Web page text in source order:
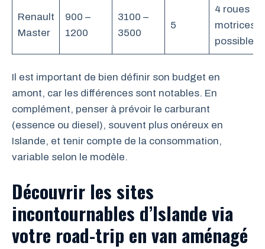
Renault
Master
900 –
1200
3100 –
3500
5
4 roues
motrices
possible
Il est important de bien définir son budget en
amont, car les différences sont notables. En
complément, penser à prévoir le carburant
(essence ou diesel), souvent plus onéreux en
Islande, et tenir compte de la consommation,
variable selon le modèle.
Découvrir les sites
incontournables d’Islande via
votre road-trip en van aménagé